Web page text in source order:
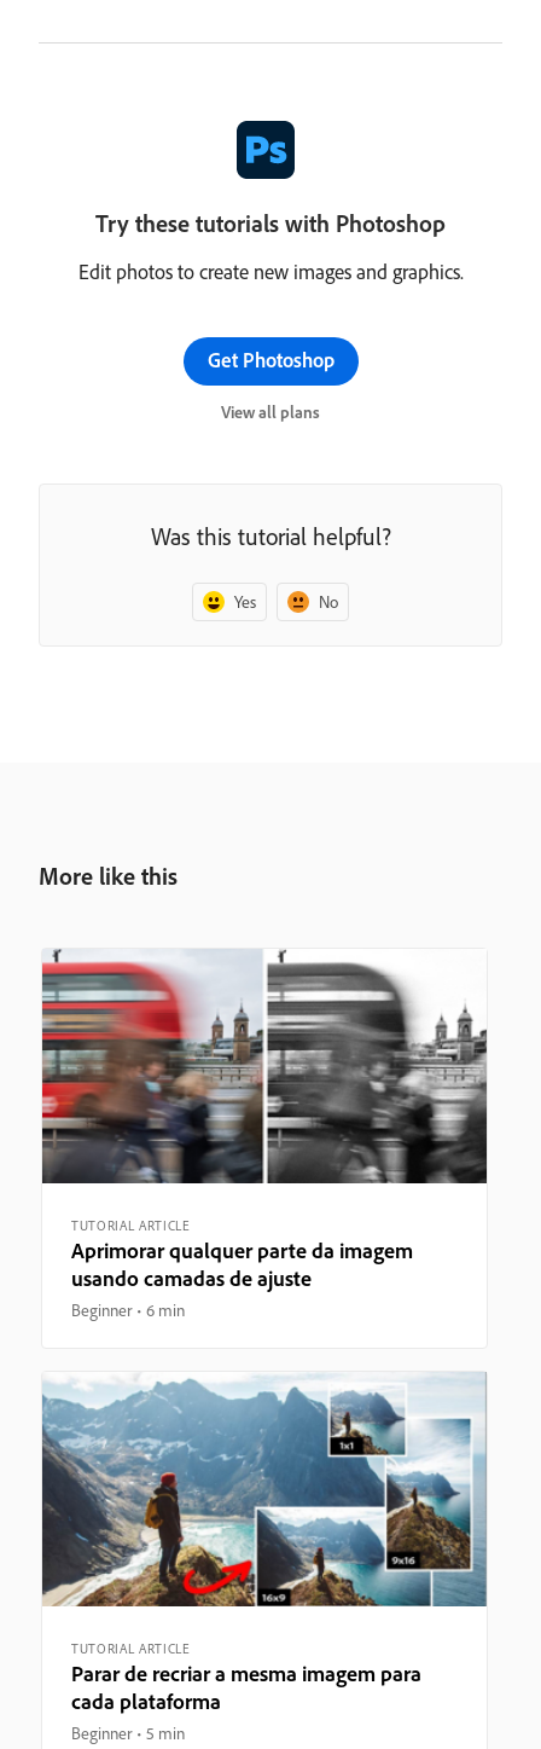
Try these tutorials with Photoshop
Edit photos to create new images and graphics.
Get Photoshop
View all plans
Was this tutorial helpful?
Yes No
More like this
TUTORIAL ARTICLE
Aprimorar qualquer parte da imagem
usando camadas de ajuste
Beginner 6 min
TUTORIAL ARTICLE
Parar de recriar a mesma imagem para
cada plataforma
Beginner 5 min